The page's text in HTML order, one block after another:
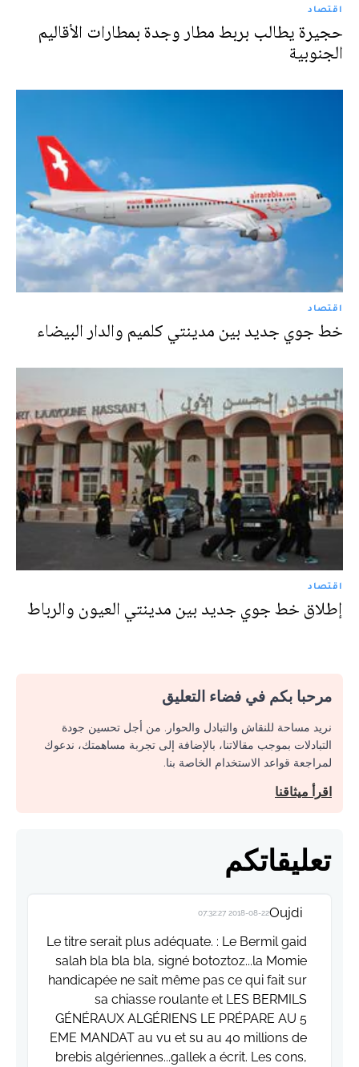
اقتصاد
حجيرة يطالب بربط مطار وجدة بمطارات الأقاليم
الجنوبية
اقتصاد
خط جوي جديد بين مدينتي كلميم والدار البيضاء
اقتصاد
إطلاق خط جوي جديد بين مدينتي العيون والرباط
مرحبا بكم في فضاء التعليق
نريد مساحة للنقاش والتبادل والحوار. من أجل تحسين جودة
التبادلات بموجب مقالاتنا، بالإضافة إلى تجربة مساهمتك، ندعوك
لمراجعة قواعد الاستخدام الخاصة بنا.
اقرأ ميثاقنا
تعليقاتكم
Oujdi
2018-08-22 07:32:27
Le titre serait plus adéquate. : Le Bermil gaid
salah bla bla bla, signé botoztoz...la Momie
handicapée ne sait même pas ce qui fait sur
sa chiasse roulante et LES BERMILS
GÉNÉRAUX ALGÉRIENS LE PRÉPARE AU 5
EME MANDAT au vu et su au 40 millions de
brebis algériennes...gallek a écrit. Les cons,